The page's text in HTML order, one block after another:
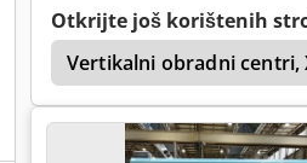
Otkrijte još korištenih
Vertikalni obradni centri,